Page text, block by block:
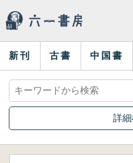
新刊 古書 中国書
詳